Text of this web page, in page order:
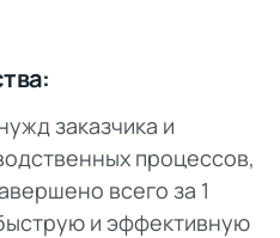
заказчика и
процессов,
всего за 1
и эффективную